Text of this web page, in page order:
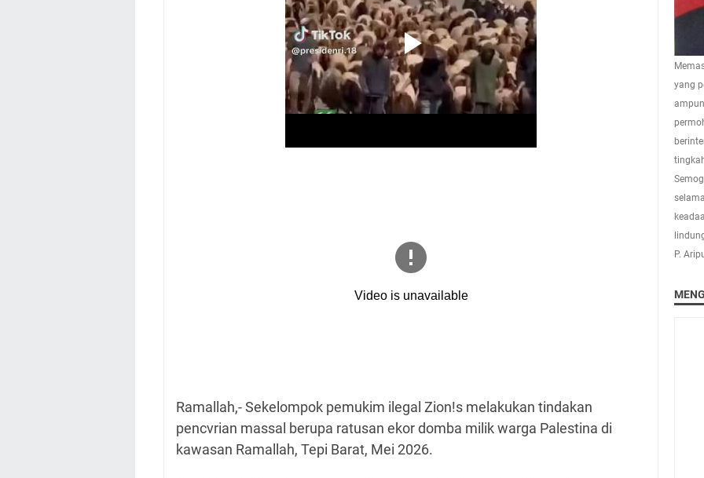
Ramallah,- Sekelompok pemukim ilegal Zion!s melakukan tindakan
pencvrian massal berupa ratusan ekor domba milik warga Palestina di
kawasan Ramallah, Tepi Barat, Mei 2026.
yang
P.